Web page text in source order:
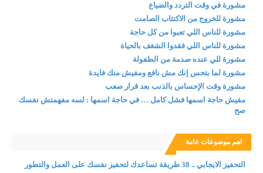
مشورة في وقت التردد والضياع
مشورة للخروج من الاكتئاب الصامت
مشورة للناس اللي تعبوا من كل حاجة
مشورة للناس اللي فقدوا الشغف بالحياة
مشورة للي عنده صدمة من الطفولة
مشورة لما بتحس إنك مش نافع ومفيش منك فايدة
مشورة وقت الإحساس بالذنب بعد قرار صعب
مفيش حاجة اسمها فشل كامل … في حاجة اسمها : لسه مفهمتش نفسك
صح
اهم موضوعات عامة
التحفيز الايجابي .. 38 طريقة تساعدك لتحفيز نفسك على العمل والتطور